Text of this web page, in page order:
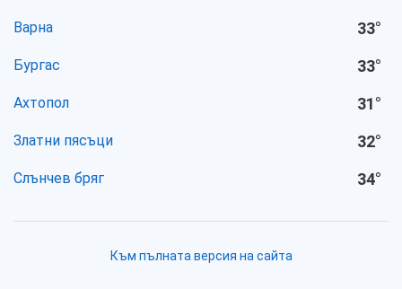
Варна 33°
Бургас 33°
Ахтопол 31°
Златни пясъци 32°
Слънчев бряг 34°
Към пълната версия на сайта